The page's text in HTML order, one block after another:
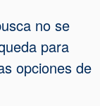
no se
para
opciones de